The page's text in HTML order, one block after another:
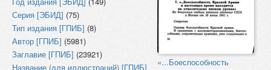
Серия [ЭБИД] (75)
Тип издания [ГПИБ] (8)
Автор [ГПИБ] (5981)
Заглавие [ГПИБ] (23921)
Название (для иллюстраций) [ГПИБ]
«...Боеспособность